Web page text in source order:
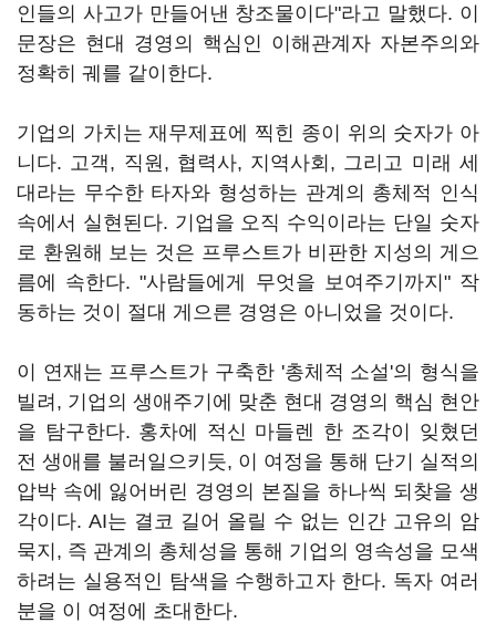
인들의 사고가 만들어낸 창조물이다"라고 말했다. 이
문장은 현대 경영의 핵심인 이해관계자 자본주의와
정확히 궤를 같이한다.
기업의 가치는 재무제표에 찍힌 종이 위의 숫자가 아
니다. 고객, 직원, 협력사, 지역사회, 그리고 미래 세
대라는 무수한 타자와 형성하는 관계의 총체적 인식
속에서 실현된다. 기업을 오직 수익이라는 단일 숫자
로 환원해 보는 것은 프루스트가 비판한 지성의 게으
름에 속한다. "사람들에게 무엇을 보여주기까지" 작
동하는 것이 절대 게으른 경영은 아니었을 것이다.
이 연재는 프루스트가 구축한 '총체적 소설'의 형식을
빌려, 기업의 생애주기에 맞춘 현대 경영의 핵심 현안
을 탐구한다. 홍차에 적신 마들렌 한 조각이 잊혔던
전 생애를 불러일으키듯, 이 여정을 통해 단기 실적의
압박 속에 잃어버린 경영의 본질을 하나씩 되찾을 생
각이다. AI는 결코 길어 올릴 수 없는 인간 고유의 암
묵지, 즉 관계의 총체성을 통해 기업의 영속성을 모색
하려는 실용적인 탐색을 수행하고자 한다. 독자 여러
분을 이 여정에 초대한다.